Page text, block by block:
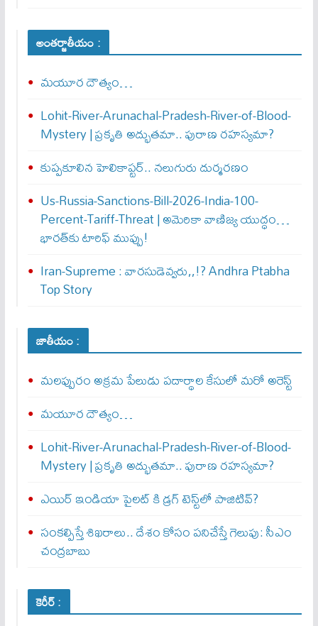
అంతర్జాతీయం :
మయూర దౌత్యం…
Lohit-River-Arunachal-Pradesh-River-of-Blood-
Mystery | ప్రకృతి అద్భుతమా.. పురాణ రహస్యమా?
కుప్పకూలిన హెలికాప్టర్‌.. నలుగురు దుర్మరణం
Us-Russia-Sanctions-Bill-2026-India-100-
Percent-Tariff-Threat | అమెరికా వాణిజ్య యుద్ధం…
భారత్‌కు టారిఫ్ ముప్పు!
Iran-Supreme : వార‌సుడెవ్వ‌రు,,!? Andhra Ptabha
Top Story
జాతీయం :
మలప్పురం అక్రమ పేలుడు పదార్థాల కేసులో మరో అరెస్ట్‌
మయూర దౌత్యం…
Lohit-River-Arunachal-Pradesh-River-of-Blood-
Mystery | ప్రకృతి అద్భుతమా.. పురాణ రహస్యమా?
ఎయిర్‌ ఇండియా పైలట్‌ కి డ్రగ్‌ టెస్ట్‌లో పాజిటివ్‌?
సంకల్పిస్తే శిఖరాలు.. దేశం కోసం పనిచేస్తే గెలుపు: సీఎం
చంద్రబాబు
కెరీర్ :